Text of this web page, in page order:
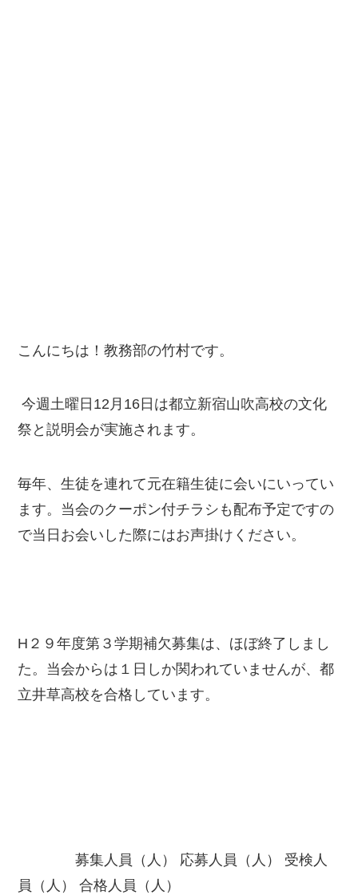
こんにちは！教務部の竹村です。
今週土曜日12月16日は都立新宿山吹高校の文化
祭と説明会が実施されます。
毎年、生徒を連れて元在籍生徒に会いにいってい
ます。当会のクーポン付チラシも配布予定ですの
で当日お会いした際にはお声掛けください。
H２９年度第３学期補欠募集は、ほぼ終了しまし
た。当会からは１日しか関われていませんが、都
立井草高校を合格しています。
募集人員（人） 応募人員（人） 受検人
員（人） 合格人員（人）